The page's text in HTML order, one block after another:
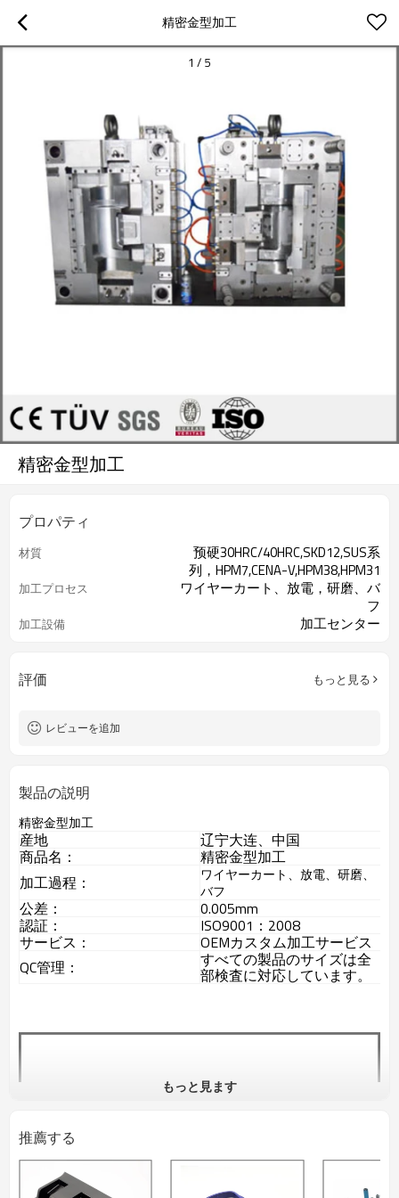
精密金型加工
1 / 5
精密金型加工
プロパティ
材質
预硬30HRC/40HRC,SKD12,SUS系
列，HPM7,CENA-V,HPM38,HPM31
加工プロセス
ワイヤーカート、放電，研磨、バ
フ
加工設備 加工センター
評価 もっと見る
レビューを追加
製品の説明
精密金型加工
産地 辽宁大连、中国
商品名：
精密金型加工
加工過程：
ワイヤーカート、放電、研磨、
バフ
公差： 0.005mm
認証： ISO9001：2008
サービス：
OEMカスタム加工サービス
QC管理：
すべての製品のサイズは全
部検査に対応しています。
もっと見ます
推薦する